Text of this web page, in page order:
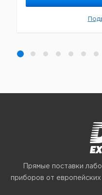
Прямые поставки
приборов от